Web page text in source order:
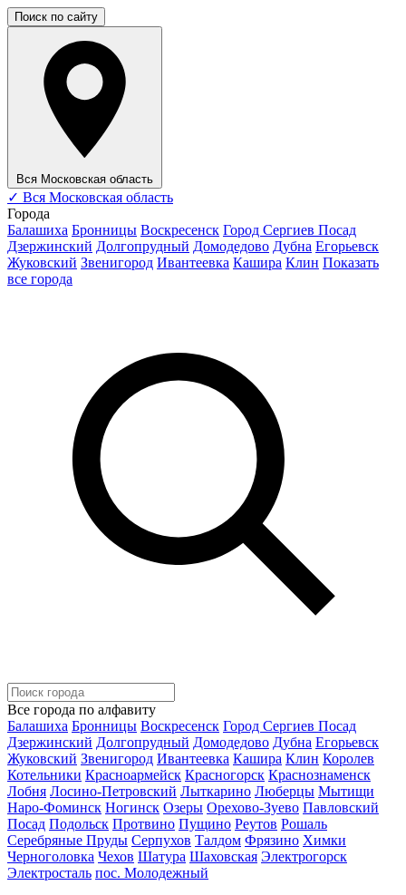
Поиск по сайту
Вся Московская область
✓ Вся Московская область
Города
Балашиха Бронницы Воскресенск Город Сергиев Посад
Дзержинский Долгопрудный Домодедово Дубна Егорьевск
Жуковский Звенигород Ивантеевка Кашира Клин Показать
все города
Все города по алфавиту
Балашиха Бронницы Воскресенск Город Сергиев Посад
Дзержинский Долгопрудный Домодедово Дубна Егорьевск
Жуковский Звенигород Ивантеевка Кашира Клин Королев
Котельники Красноармейск Красногорск Краснознаменск
Лобня Лосино-Петровский Лыткарино Люберцы Мытищи
Наро-Фоминск Ногинск Озеры Орехово-Зуево Павловский
Посад Подольск Протвино Пущино Реутов Рошаль
Серебряные Пруды Серпухов Талдом Фрязино Химки
Черноголовка Чехов Шатура Шаховская Электрогорск
Электросталь пос. Молодежный